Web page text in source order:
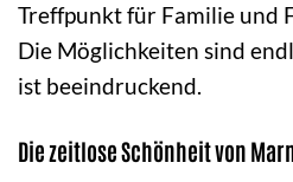
Treffpunkt für Familie und
Die Möglichkeiten sind
ist beeindruckend.
Die zeitlose Schönheit von